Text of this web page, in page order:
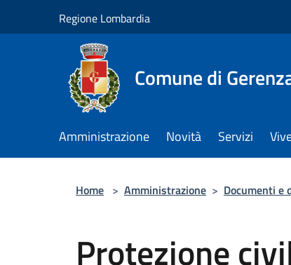
Regione Lombardia
Comune di
Amministrazione Novità Servizi
Home > Amministrazione > Documenti e
Protezione